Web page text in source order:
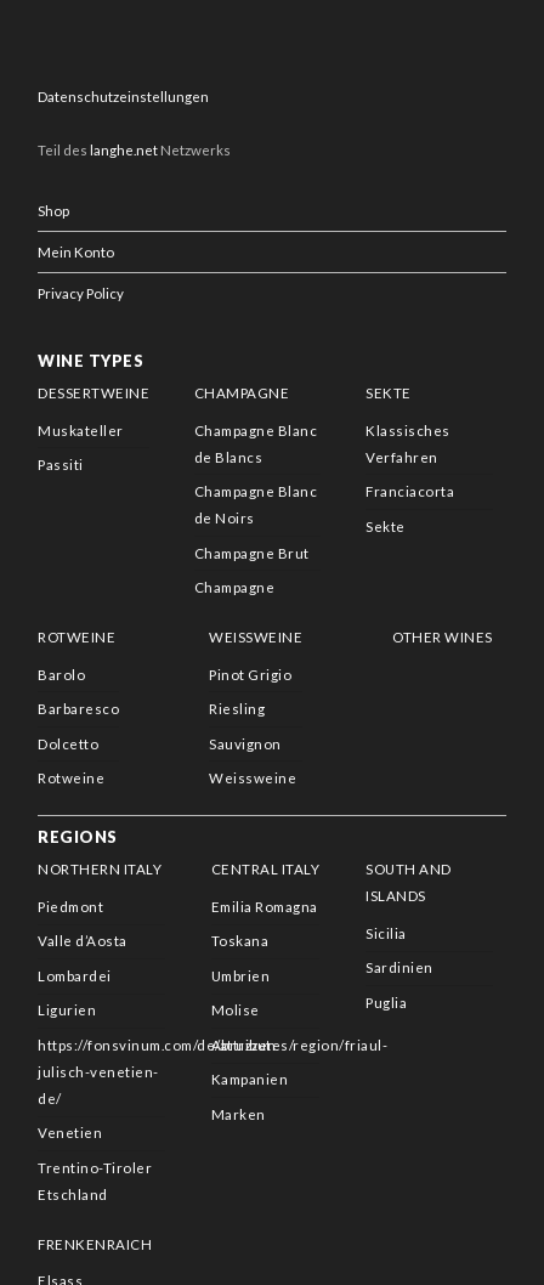
Datenschutzeinstellungen
Teil deslanghe.net Netzwerks
Shop
Mein Konto
Privacy Policy
WINE TYPES
DESSERTWEINE
Muskateller
Passiti
CHAMPAGNE
Champagne Blanc
de Blancs
Champagne Blanc
de Noirs
Champagne Brut
Champagne
SEKTE
Klassisches
Verfahren
Franciacorta
Sekte
ROTWEINE
Barolo
Barbaresco
Dolcetto
Rotweine
WEISSWEINE
Pinot Grigio
Riesling
Sauvignon
Weissweine
OTHER WINES
REGIONS
NORTHERN ITALY
Piedmont
Valle d’Aosta
Lombardei
Ligurien
https://fonsvinum.com/de/attributes/region/friaul-
julisch-venetien-
de/
Venetien
Trentino-Tiroler
Etschland
CENTRAL ITALY
Emilia Romagna
Toskana
Umbrien
Molise
Abruzzen
Kampanien
Marken
SOUTH AND
ISLANDS
Sicilia
Sardinien
Puglia
FRENKENRAICH
Elsass